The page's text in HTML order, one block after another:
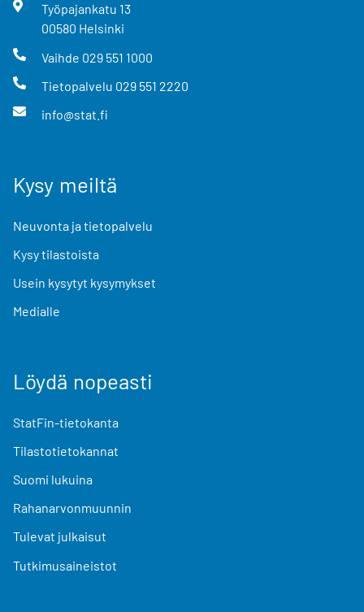
Työpajankatu 13
00580 Helsinki
Vaihde 029 551 1000
Tietopalvelu 029 551 2220
info@stat.fi
Kysy meiltä
Neuvonta ja tietopalvelu
Kysy tilastoista
Usein kysytyt kysymykset
Medialle
Löydä nopeasti
StatFin-tietokanta
Tilastotietokannat
Suomi lukuina
Rahanarvonmuunnin
Tulevat julkaisut
Tutkimusaineistot